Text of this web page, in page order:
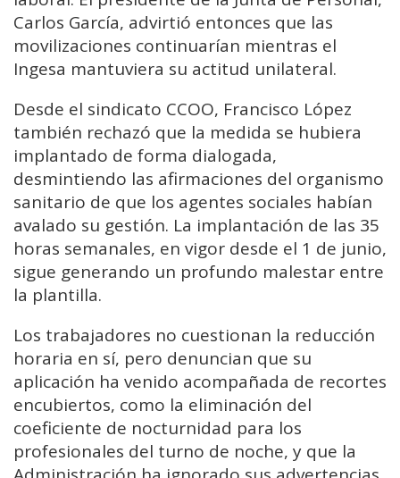
Carlos García, advirtió entonces que las
movilizaciones continuarían mientras el
Ingesa mantuviera su actitud unilateral.
Desde el sindicato CCOO, Francisco López
también rechazó que la medida se hubiera
implantado de forma dialogada,
desmintiendo las afirmaciones del organismo
sanitario de que los agentes sociales habían
avalado su gestión. La implantación de las 35
horas semanales, en vigor desde el 1 de junio,
sigue generando un profundo malestar entre
la plantilla.
Los trabajadores no cuestionan la reducción
horaria en sí, pero denuncian que su
aplicación ha venido acompañada de recortes
encubiertos, como la eliminación del
coeficiente de nocturnidad para los
profesionales del turno de noche, y que la